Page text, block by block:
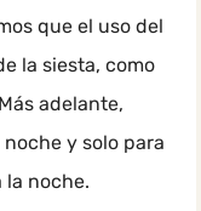
que el uso del
la siesta, como
adelante,
y solo para
la noche.